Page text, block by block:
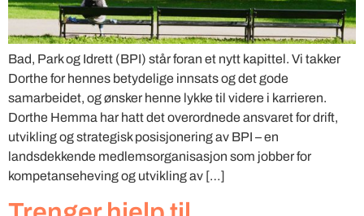
Bad, Park og Idrett (BPI) står foran et nytt kapittel. Vi takker
Dorthe for hennes betydelige innsats og det gode
samarbeidet, og ønsker henne lykke til videre i karrieren.
Dorthe Hemma har hatt det overordnede ansvaret for drift,
utvikling og strategisk posisjonering av BPI – en
landsdekkende medlemsorganisasjon som jobber for
kompetanseheving og utvikling av […]